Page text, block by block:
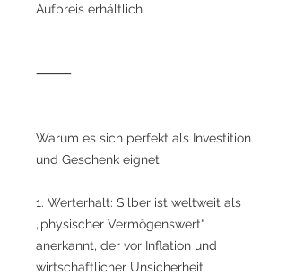
Aufpreis erhältlich
⸻
Warum es sich perfekt als Investition
und Geschenk eignet
1. Werterhalt: Silber ist weltweit als
„physischer Vermögenswert“
anerkannt, der vor Inflation und
wirtschaftlicher Unsicherheit